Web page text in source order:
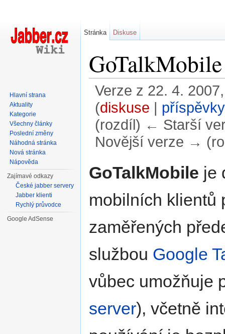
GoTalkMobile
Verze z 22. 4.
(diskuse | příspěvky
(rozdíl) ← Starší
Novější verze →
GoTalkMobile je
mobilních klientů
zaměřených
službou Google
vůbec umožňuje
server), včetně
Stránka Diskuse
Hlavní strana
Aktuality
Kategorie
Všechny články
Poslední změny
Náhodná stránka
Nová stránka
Nápověda
Zajímavé odkazy
České jabber servery
Jabber klienti
Rychlý průvodce
Google AdSense